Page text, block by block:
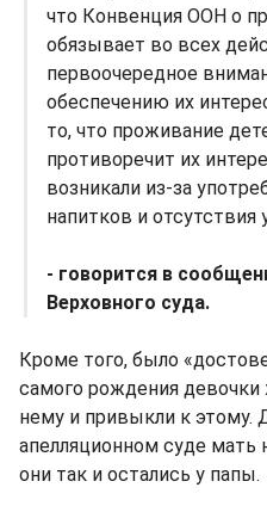
что Конвенция ООН о
обязывает во всех
первоочередное
обеспечению их
то, что проживание
противоречит их
возникали из-за
напитков и отсутствия
- говорится в
Верховного суда.
Кроме того, было
самого рождения девочки
нему и привыкли к этому.
апелляционном суде мать
они так и остались у папы.